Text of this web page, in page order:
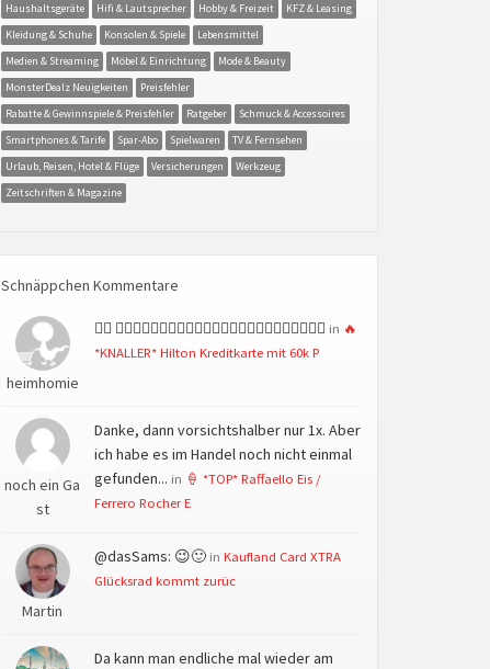
Haushaltsgeräte Hifi & Lautsprecher Hobby & Freizeit
KFZ & Leasing
Kleidung & Schuhe
Konsolen & Spiele
Lebensmittel
Medien & Streaming
Möbel & Einrichtung
Mode & Beauty
MonsterDealz Neuigkeiten
Preisfehler
Rabatte & Gewinnspiele & Preisfehler
Ratgeber
Schmuck & Accessoires
Smartphones & Tarife
Spar-Abo Spielwaren
TV & Fernsehen
Urlaub, Reisen, Hotel & Flüge
Versicherungen
Werkzeug
Zeitschriften & Magazine
Schnäppchen Kommentare
heimhomie
👍🏻 👍🏻👍🏻👍🏻👍🏻👍🏻👍🏻👍🏻👍🏻👍🏻👍🏻👍🏻👍🏻 in 🔥
*KNALLER* Hilton Kreditkarte mit 60k P
noch ein Ga
st
Danke, dann vorsichtshalber nur 1x. Aber
ich habe es im Handel noch nicht einmal
gefunden... in 🍦 *TOP* Raffaello Eis /
Ferrero Rocher E
Martin
@dasSams: 😉🙂 in Kaufland Card XTRA
Glücksrad kommt zurüc
Da kann man endliche mal wieder am